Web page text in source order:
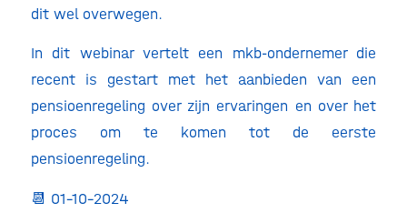
dit wel overwegen.
In dit webinar vertelt een mkb-ondernemer die
recent is gestart met het aanbieden van een
pensioenregeling over zijn ervaringen en over het
proces om te komen tot de eerste
pensioenregeling.
📆 01-10-2024